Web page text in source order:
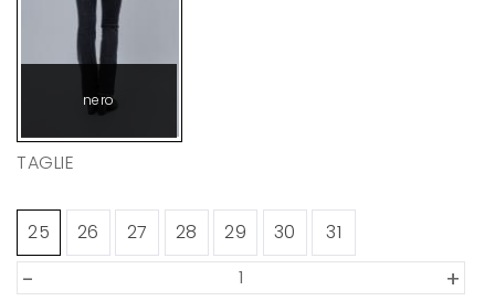
nero
TAGLIE
25 26 27 28 29 30 31
+
-